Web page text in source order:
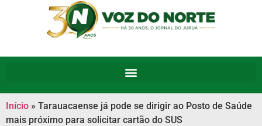
Início » Tarauacaense já pode se dirigir ao Posto de Saúde
mais próximo para solicitar cartão do SUS